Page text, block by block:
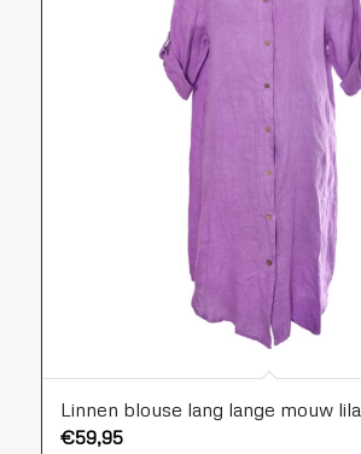
Linnen blouse lang lange mouw lila
€59,95